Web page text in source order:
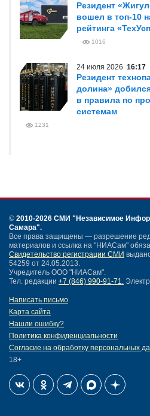
Резидент
вошел в топ-10
рейтинга
1016
24 июля 2026 16:17
Резидент
долина»
в правила по
системам
1231
© 2010-2026 СМИ "Независимое
Самара".
Все права защищены — разрешение
материалов и ссылка на "НИАСам"
Свидетельство регистрации СМИ
54259 от 24.05.2013.
Учредитель ООО "НИАСам".
Тел. редакции +7 (846) 990-91-71.
Написать письмо
Карта сайта
Нашли ошибку?
Политика конфиденциальности
Согласие на обработку персональных
18+